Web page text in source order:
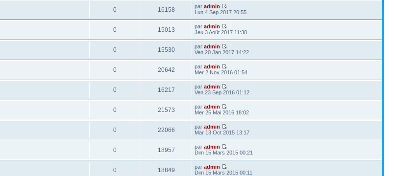
0 16158 paradmin
Lun 4 Sep 2017 20:55
0 15013 paradmin
Jeu 3 Août 2017 11:38
0 15530 paradmin
Ven 20 Jan 2017 14:22
0 20642 paradmin
Mer 2 Nov 2016 01:54
0 16217 paradmin
Ven 23 Sep 2016 01:12
0 21573 paradmin
Mer 25 Mai 2016 18:02
0 22066 paradmin
Mar 13 Oct 2015 13:17
0 18957 paradmin
Dim 15 Mars 2015 00:21
0 18849 paradmin
Dim 15 Mars 2015 00:11